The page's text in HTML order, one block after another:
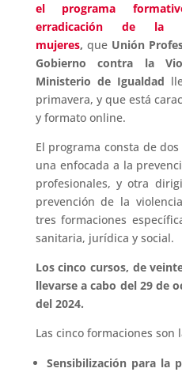
el programa
erradicación de la
mujeres, que Unión
Gobierno contra la
Ministerio de Igualdad
primavera, y que está
y formato online.
El programa consta de
una enfocada a la
profesionales, y otra
prevención de la
tres formaciones
sanitaria, jurídica y social.
Los cinco cursos, de
llevarse a cabo del 29 de
del 2024.
Las cinco formaciones son
Sensibilización para la